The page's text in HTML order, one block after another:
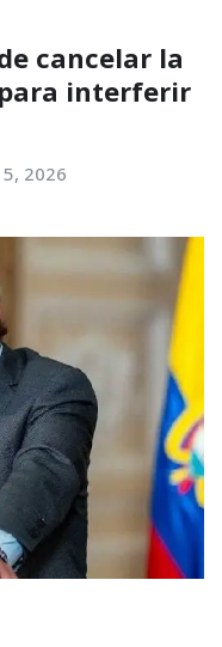
cancelar la
interferir
2026